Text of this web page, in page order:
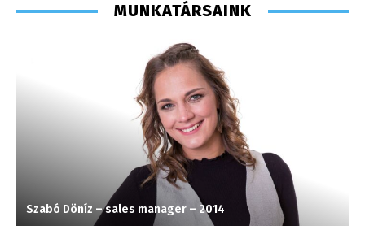
MUNKATÁRSAINK
Szabó Döníz – sales manager – 2014